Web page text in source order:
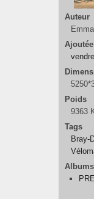
Auteur
Poids
9363
Tags
Bray-
Albums